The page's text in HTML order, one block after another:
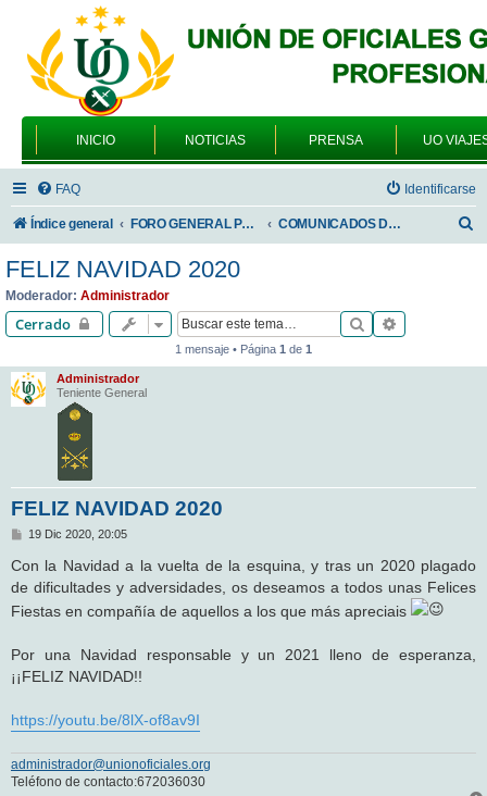
INICIO NOTICIAS PRENSA UO
FAQ Identificarse
Índice general FORO GENERAL PARA TODOS LOS USUARIOS COMUNICADOS DE LA UNIÓN DE OFICIALES
r
FELIZ NAVIDAD 2020
Moderador: Administrador
Cerrado Buscar
1 mensaje • Página 1 de 1
Administrador
Teniente General
FELIZ NAVIDAD 2020
M
n
s
a
j
e
19 Dic 2020, 20:05
Con la Navidad a la vuelta de la esquina, y tras un 2020 plagado
de dificultades y adversidades, os deseamos a todos unas Felices
Fiestas en compañía de aquellos a los que más apreciais
Por una Navidad responsable y un 2021 lleno de esperanza,
¡¡FELIZ NAVIDAD!!
https://youtu.be/8lX-of8av9I
administrador@unionoficiales.org
Teléfono de contacto:672036030